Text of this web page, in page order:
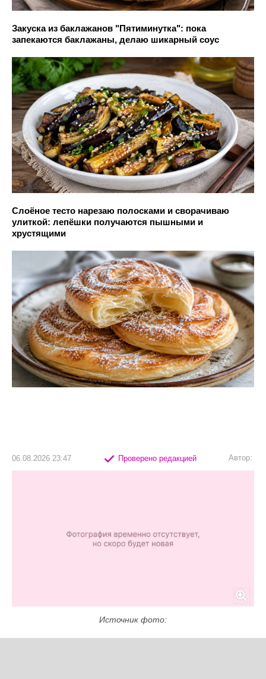
Закуска из баклажанов "Пятиминутка": пока
запекаются баклажаны, делаю шикарный соус
Слоёное тесто нарезаю полосками и сворачиваю
улиткой: лепёшки получаются пышными и
хрустящими
06.08.2026 23:47 Проверено редакцией Автор:
Источник фото: